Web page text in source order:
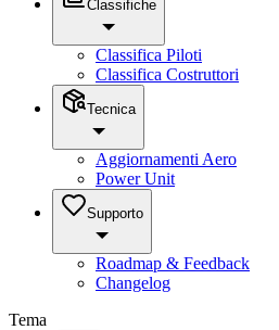
Classifiche
Classifica Piloti
Classifica Costruttori
Tecnica
Aggiornamenti Aero
Power Unit
Supporto
Roadmap & Feedback
Changelog
Tema